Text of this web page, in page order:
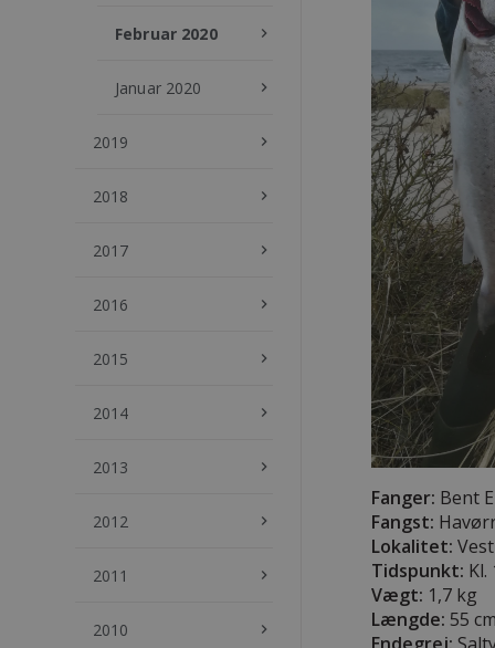
Februar 2020 keyboard_arrow_right
Januar 2020 keyboard_arrow_right
2019 keyboard_arrow_right
2018 keyboard_arrow_right
2017 keyboard_arrow_right
2016 keyboard_arrow_right
2015 keyboard_arrow_right
2014 keyboard_arrow_right
2013 keyboard_arrow_right
2012 keyboard_arrow_right
2011 keyboard_arrow_right
2010 keyboard_arrow_right
Fanger: Bent
Fangst:
Lokalitet:
Tidspunkt: Kl.
Vægt: 1,7 kg
Længde: 55 cm